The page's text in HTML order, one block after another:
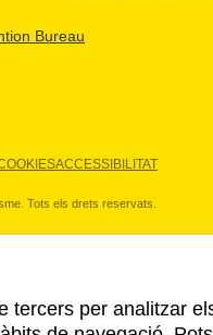
Bureau
ACCESSIBILITAT
Tots els drets reservats.
tercers per analitzar